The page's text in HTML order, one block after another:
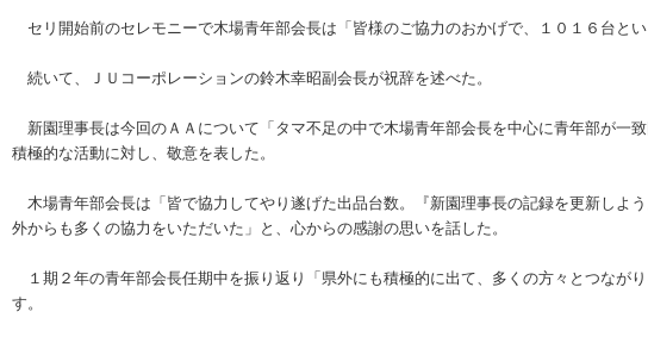
セリ開始前のセレモニーで木場青年部会長は「皆様のご協力のおかげで、１０１６台と
続いて、ＪＵコーポレーションの鈴木幸昭副会長が祝辞を述べた。
新園理事長は今回のＡＡについて「タマ不足の中で木場青年部会長を中心に青年部が一
積極的な活動に対し、敬意を表した。
木場青年部会長は「皆で協力してやり遂げた出品台数。『新園理事長の記録を更新しよ
外からも多くの協力をいただいた」と、心からの感謝の思いを話した。
１期２年の青年部会長任期中を振り返り「県外にも積極的に出て、多くの方々とつなが
す。